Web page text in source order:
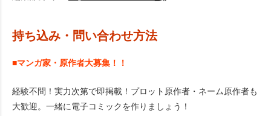
持ち込み・問い合わせ方法
■マンガ家・原作者大募集！！
経験不問！実力次第で即掲載！プロット原作者・ネーム原作者も
大歓迎。一緒に電子コミックを作りましょう！